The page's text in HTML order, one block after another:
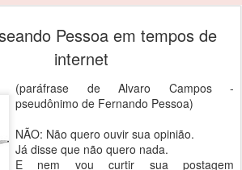
Pessoa em tempos de
internet
(paráfrase de Alvaro Campos -
pseudônimo de Fernando Pessoa)
NÃO: Não quero ouvir sua opinião.
Já disse que não quero nada.
E nem vou curtir sua postagem